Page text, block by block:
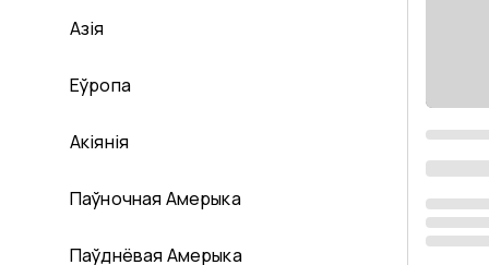
Азія
Еўропа
Акіянія
Паўночная Амерыка
Паўднёвая Амерыка